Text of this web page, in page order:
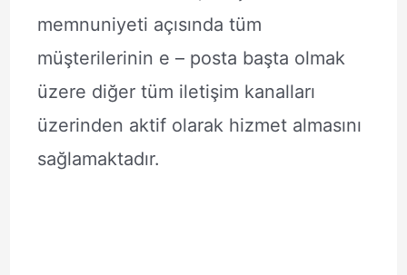
memnuniyeti açısında tüm
müşterilerinin e – posta başta olmak
üzere diğer tüm iletişim kanalları
üzerinden aktif olarak hizmet almasını
sağlamaktadır.